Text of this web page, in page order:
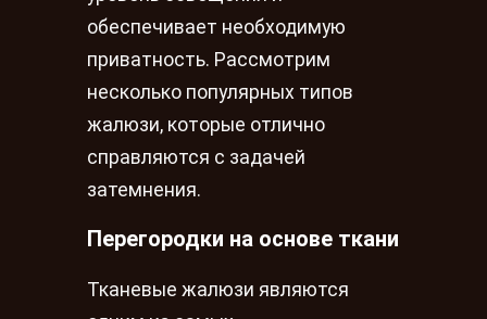
обеспечивает необходимую
приватность. Рассмотрим
несколько популярных типов
жалюзи, которые отлично
справляются с задачей
затемнения.
Перегородки на основе ткани
Тканевые жалюзи являются